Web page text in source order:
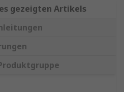
gezeigten Artikels